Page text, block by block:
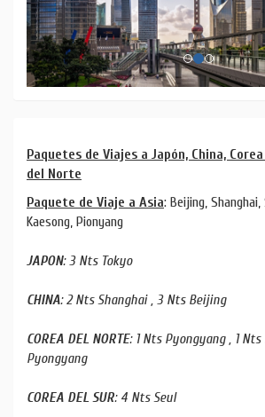
Paquetes de Viajes a Japón, China,
del Norte
Paquete de Viaje a Asia: Beijing,
Kaesong, Pionyang
JAPON: 3 Nts Tokyo
CHINA: 2 Nts Shanghai , 3 Nts Beijing
COREA DEL NORTE: 1 Nts Pyongyang , 1 Nts
Pyongyang
COREA DEL SUR: 4 Nts Seul